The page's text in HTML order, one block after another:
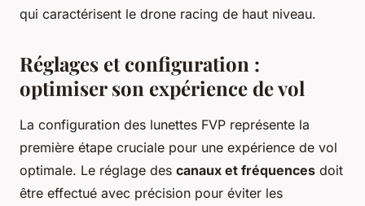
qui caractérisent le drone racing de haut niveau.
Réglages et configuration :
optimiser son expérience de vol
La configuration des lunettes FVP représente la
première étape cruciale pour une expérience de vol
optimale. Le réglage des canaux et fréquences doit
être effectué avec précision pour éviter les